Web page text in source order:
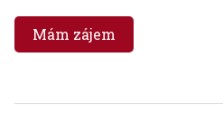
Mám zájem